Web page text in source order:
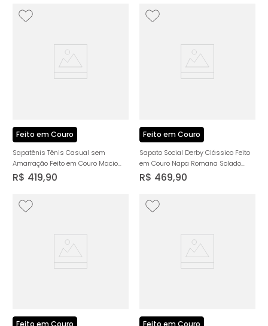
Feito em Couro
Sapatênis Tênis Casual sem
Amarração Feito em Couro Macio
Napa Soft Solado EVA Tech Super
Leve Palmilha Anatômica Masculino
R$ 419,90
Feito em Couro
Sapato Social Derby Clássico Feito
em Couro Napa Romana Solado
Couro Palmilha Anatômica
Masculino Milano Preto 13852
R$ 469,90